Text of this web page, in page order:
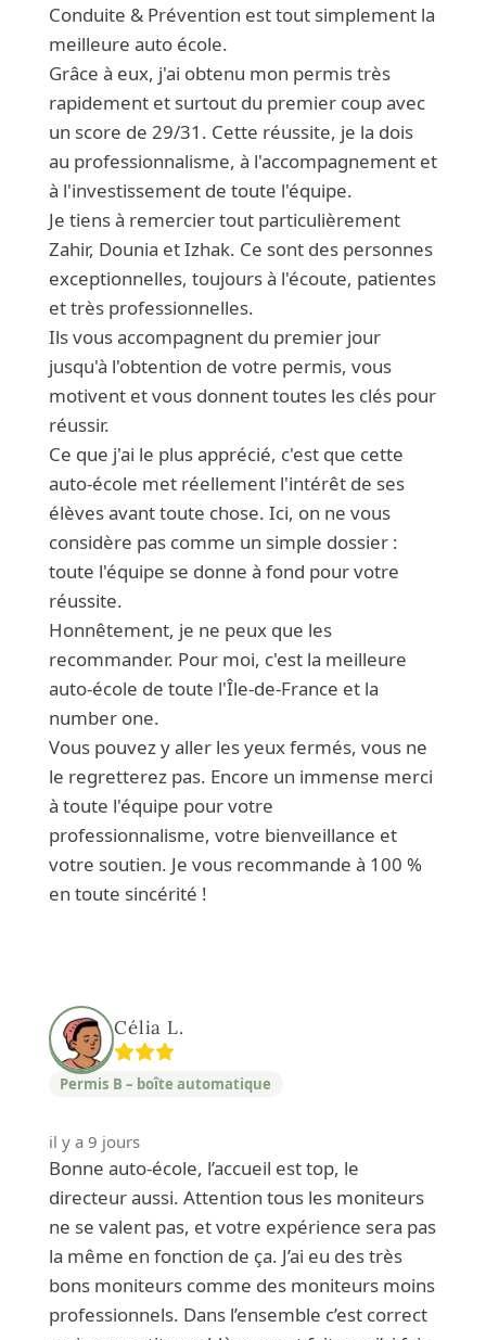
Conduite & Prévention est tout simplement la
meilleure auto école.
Grâce à eux, j'ai obtenu mon permis très
rapidement et surtout du premier coup avec
un score de 29/31. Cette réussite, je la dois
au professionnalisme, à l'accompagnement et
à l'investissement de toute l'équipe.
Je tiens à remercier tout particulièrement
Zahir, Dounia et Izhak. Ce sont des personnes
exceptionnelles, toujours à l'écoute, patientes
et très professionnelles.
Ils vous accompagnent du premier jour
jusqu'à l'obtention de votre permis, vous
motivent et vous donnent toutes les clés pour
réussir.
Ce que j'ai le plus apprécié, c'est que cette
auto-école met réellement l'intérêt de ses
élèves avant toute chose. Ici, on ne vous
considère pas comme un simple dossier :
toute l'équipe se donne à fond pour votre
réussite.
Honnêtement, je ne peux que les
recommander. Pour moi, c'est la meilleure
auto-école de toute l'Île-de-France et la
number one.
Vous pouvez y aller les yeux fermés, vous ne
le regretterez pas. Encore un immense merci
à toute l'équipe pour votre
professionnalisme, votre bienveillance et
votre soutien. Je vous recommande à 100 %
en toute sincérité !
Célia L.
Permis B – boîte automatique
il y a 9 jours
Bonne auto-école, l’accueil est top, le
directeur aussi. Attention tous les moniteurs
ne se valent pas, et votre expérience sera pas
la même en fonction de ça. J’ai eu des très
bons moniteurs comme des moniteurs moins
professionnels. Dans l’ensemble c’est correct